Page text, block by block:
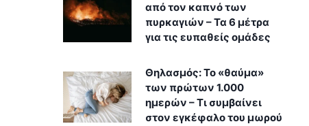
από τον καπνό των
πυρκαγιών – Τα 6 μέτρα
για τις ευπαθείς ομάδες
Θηλασμός: Το «θαύμα»
των πρώτων 1.000
ημερών – Τι συμβαίνει
στον εγκέφαλο του μωρού